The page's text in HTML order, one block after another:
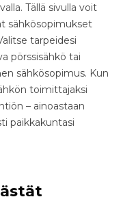
Tällä sivulla voit
sähkösopimukset
tarpeidesi
pörssisähkö tai
sähkösopimus. Kun
toimittajaksi
– ainoastaan
paikkakuntasi